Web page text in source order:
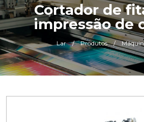
Cortador de
impressão de
Lar / Produtos /